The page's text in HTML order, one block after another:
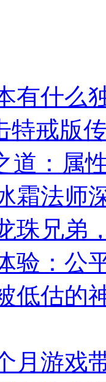
有什么
特戒版
道：属
霜法师
珠兄弟
验：公
低估的
月游戏